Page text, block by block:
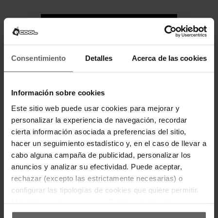
Consentimiento Detalles Acerca de las cookies
Información sobre cookies
Este sitio web puede usar cookies para mejorar y
personalizar la experiencia de navegación, recordar
cierta información asociada a preferencias del sitio,
hacer un seguimiento estadístico y, en el caso de llevar a
cabo alguna campaña de publicidad, personalizar los
anuncios y analizar su efectividad. Puede aceptar,
rechazar (excepto las estrictamente necesarias) o
configurar las tipologías de cookies que quiere permitir.
CALZADO NEW BALANCE EN ELCHE